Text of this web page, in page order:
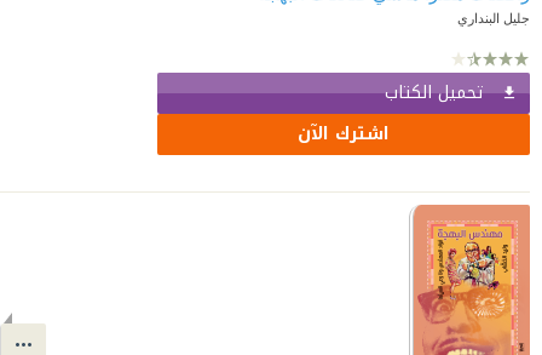
جليل البنداري
تحميل الكتاب
اشترك الآن